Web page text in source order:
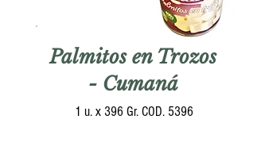
Palmitos en Trozos
- Cumaná
1 u. x 396 Gr. COD. 5396